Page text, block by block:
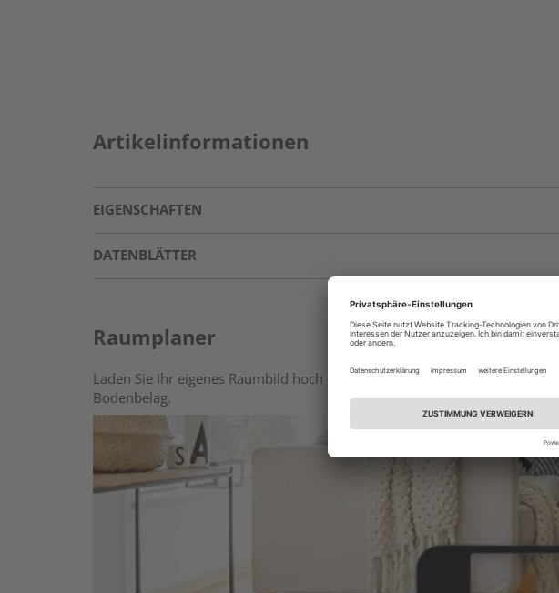
Artikelinformationen
EIGENSCHAFTEN
DATENBLÄTTER
Raumplaner
Laden Sie Ihr eigenes Raumbild hoch oder wählen Sie einen unserer
Bodenbelag.